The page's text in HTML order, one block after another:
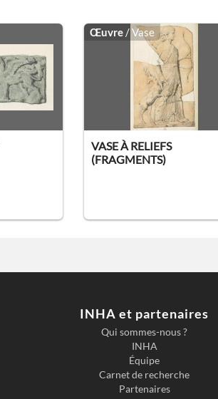
Œuvre / Vase
VASE À RELIEFS
(FRAGMENTS)
INHA et partenaires
Qui sommes-nous ?
INHA
Équipe
Carnet de recherche
Partenaires